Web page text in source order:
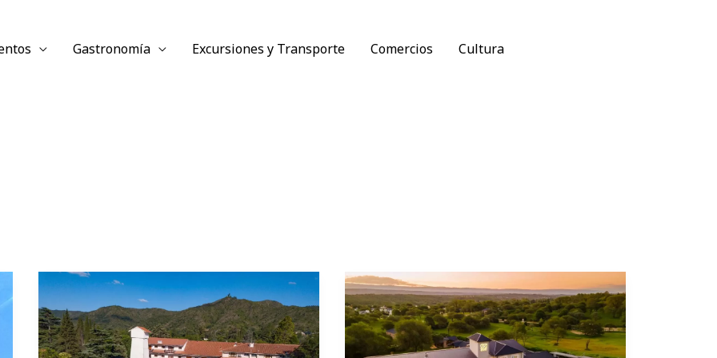
Gastronomía Excursiones y Transporte Comercios Cultura